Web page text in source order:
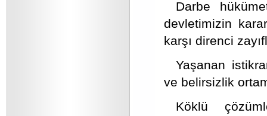
Darbe
devletimizin
karşı direnci
Yaşanan
ve belirsizlik
Köklü